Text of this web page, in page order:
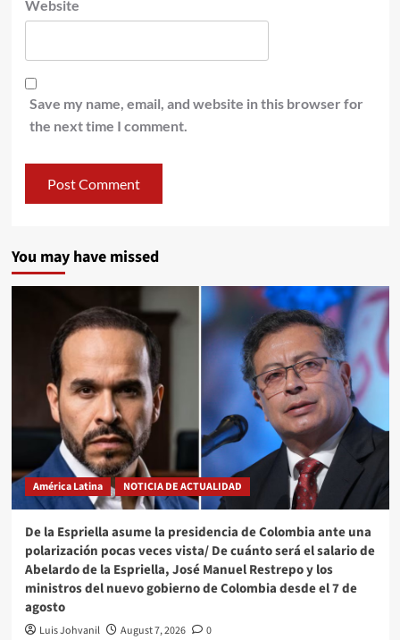
Website
Save my name, email, and website in this browser for
the next time I comment.
You may have missed
América Latina NOTICIA DE ACTUALIDAD
De la Espriella asume la presidencia de Colombia ante una
polarización pocas veces vista/ De cuánto será el salario de
Abelardo de la Espriella, José Manuel Restrepo y los
ministros del nuevo gobierno de Colombia desde el 7 de
agosto
Luis Johvanil August 7, 2026 0